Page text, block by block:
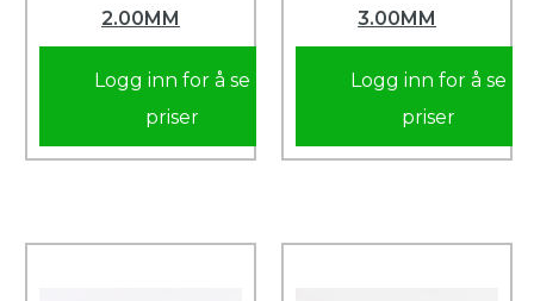
2.00MM
Logg inn for å se
priser
3.00MM
Logg inn for å se
priser